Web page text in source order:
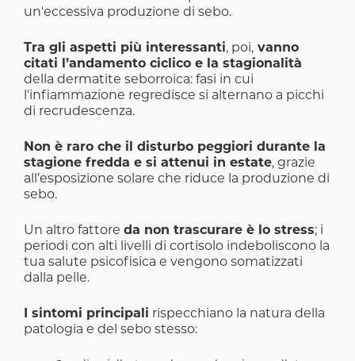
un'eccessiva produzione di sebo.
Tra gli aspetti più interessanti, poi, vanno
citati l’andamento ciclico e la stagionalità
della dermatite seborroica: fasi in cui
l'infiammazione regredisce si alternano a picchi
di recrudescenza.
Non è raro che il disturbo peggiori durante la
stagione fredda e si attenui in estate, grazie
all’esposizione solare che riduce la produzione di
sebo.
Un altro fattore da non trascurare è lo stress; i
periodi con alti livelli di cortisolo indeboliscono la
tua salute psicofisica e vengono somatizzati
dalla pelle.
I sintomi principali rispecchiano la natura della
patologia e del sebo stesso: